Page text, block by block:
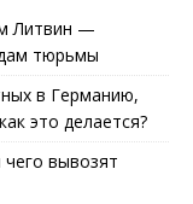
Литвин —
тюрьмы
в Германию,
это делается?
вывозят